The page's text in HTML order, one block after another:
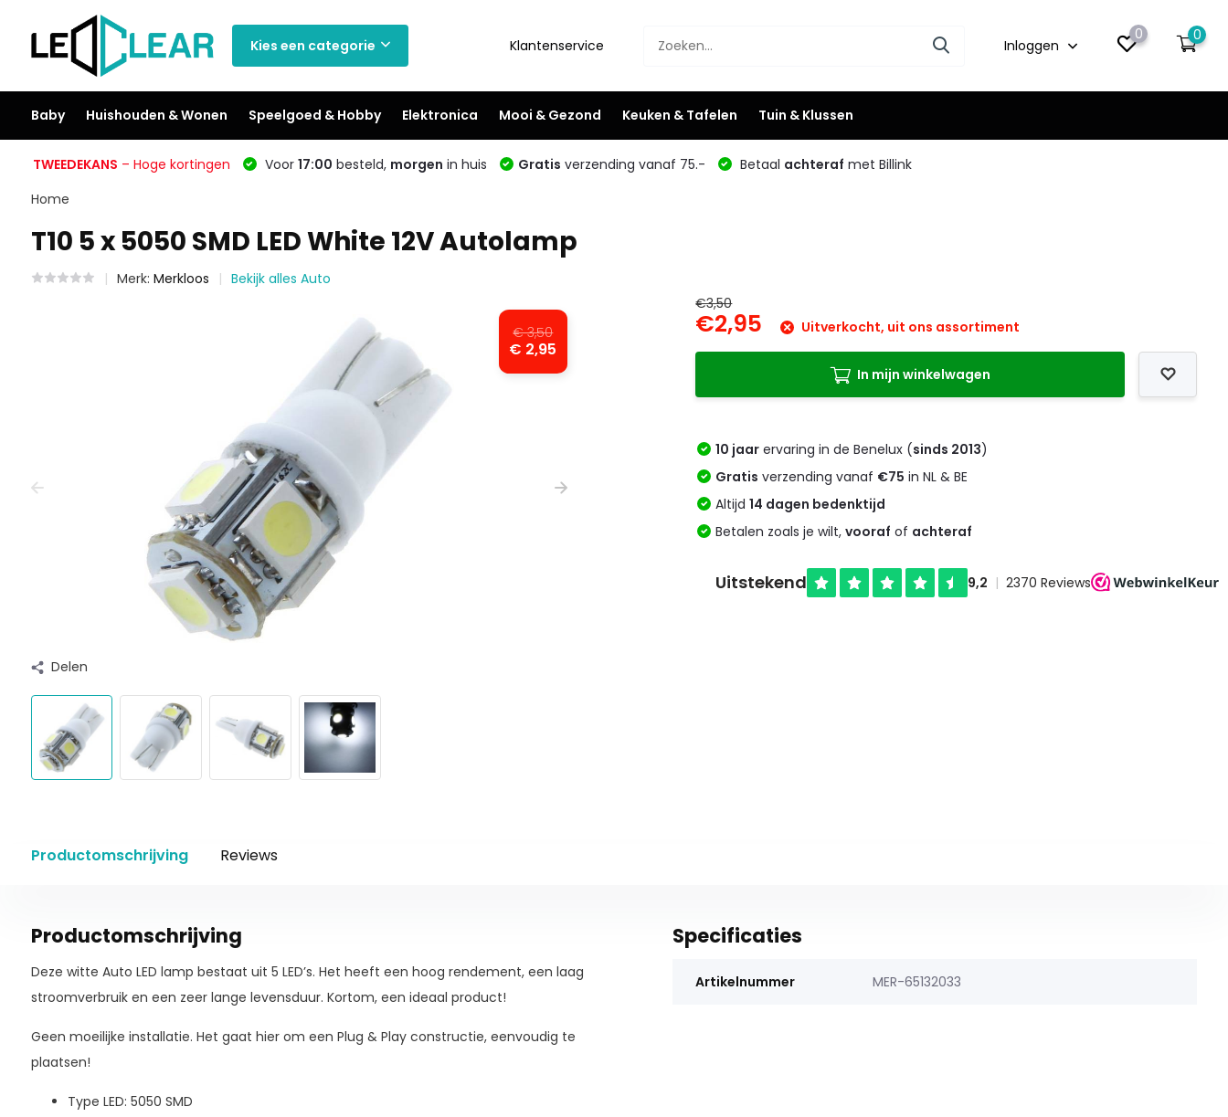
Kies een categorie Klantenservice Inloggen
0 0
Baby Huishouden & Wonen Speelgoed & Hobby Elektronica Mooi & Gezond Keuken & Tafelen Tuin & Klussen
TWEEDEKANS – Hoge kortingen Voor 17:00 besteld, morgen in huis Gratis verzending vanaf 75.- Betaal achteraf met Billink
Home
T10 5 x 5050 SMD LED White 12V Autolamp
Merk: Merkloos Bekijk alles Auto
€ 3,50
€ 2,95
Delen
€3,50
€2,95 Uitverkocht, uit ons assortiment
In mijn winkelwagen
10 jaar ervaring in de Benelux (sinds 2013)
Gratis verzending vanaf €75 in NL & BE
Altijd14 dagen bedenktijd
Betalen zoals je wilt,vooraf of achteraf
Productomschrijving Reviews
Productomschrijving
Deze witte Auto LED lamp bestaat uit 5 LED’s. Het heeft een hoog rendement, een laag
stroomverbruik en een zeer lange levensduur. Kortom, een ideaal product!
Geen moeilijke installatie. Het gaat hier om een Plug & Play constructie, eenvoudig te
plaatsen!
Type LED: 5050 SMD
Specificaties
Artikelnummer MER-65132033